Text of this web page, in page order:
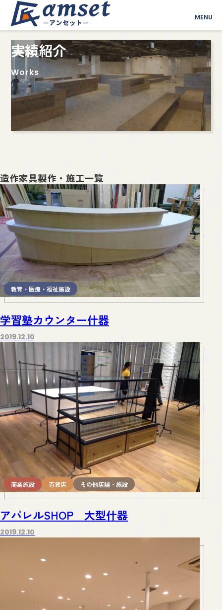
MENU
実績紹介
Works
造作家具製作・施工一覧
教育・医療・福祉施設
学習塾カウンター什器
2019.12.10
商業施設 百貨店 その他店舗・施設
アパレルSHOP 大型什器
2019.12.10